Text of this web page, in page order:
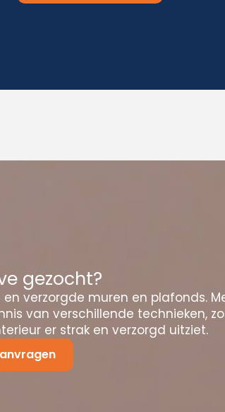
gezocht?
verzorgde muren en plafonds.
van verschillende technieken,
er strak en verzorgd uitziet.